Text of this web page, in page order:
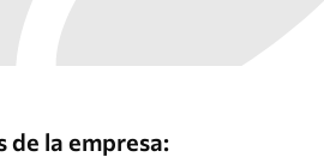
de la empresa: